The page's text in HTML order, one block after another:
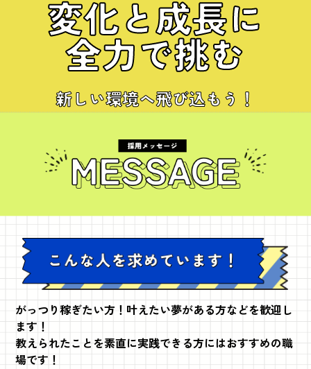
変化と成長に
全力で挑む
新しい環境へ飛び込もう！
がっつり稼ぎたい方！叶えたい夢がある方などを歓迎し
ます！
教えられたことを素直に実践できる方にはおすすめの職
場です！